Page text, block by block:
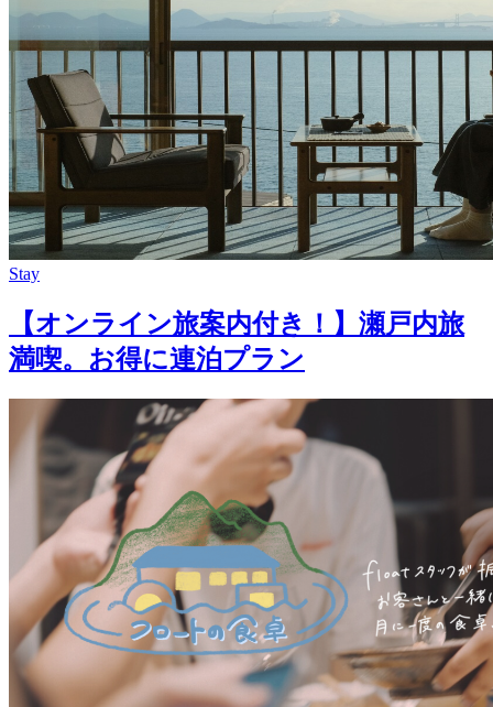
Stay
【オンライン旅案内付き！】瀬戸内旅
満喫。お得に連泊プラン